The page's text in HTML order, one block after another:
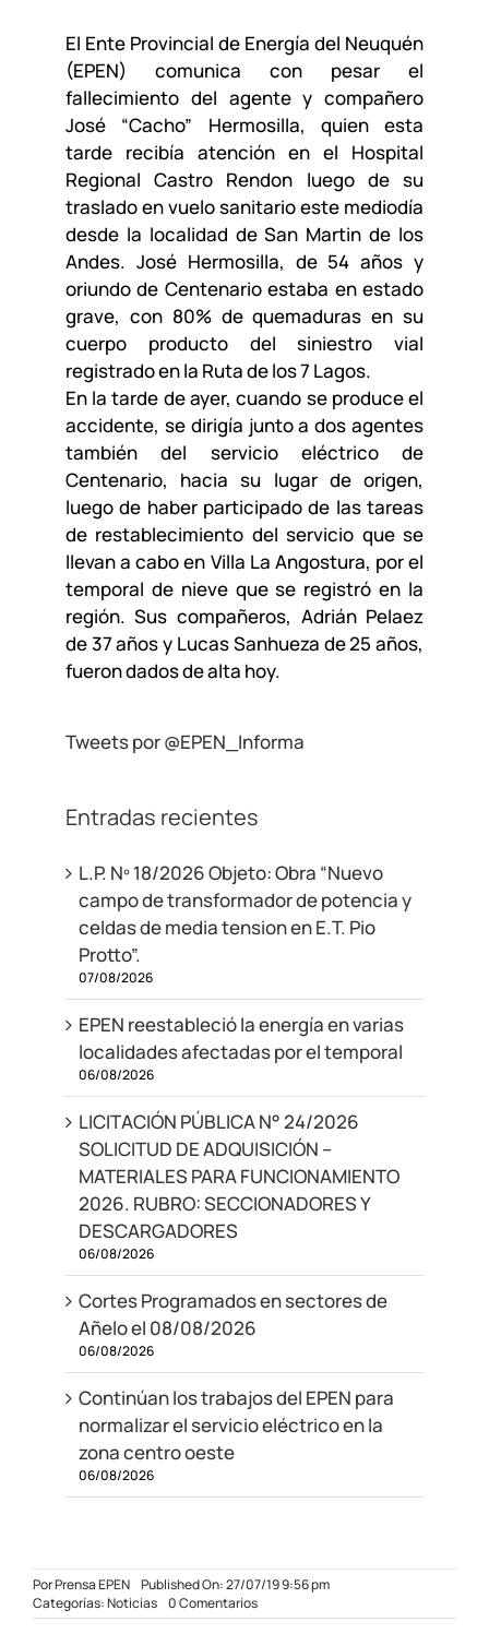
El Ente Provincial de Energía del Neuquén
(EPEN) comunica con pesar el
fallecimiento del agente y compañero
José “Cacho” Hermosilla, quien esta
tarde recibía atención en el Hospital
Regional Castro Rendon luego de su
traslado en vuelo sanitario este mediodía
desde la localidad de San Martin de los
Andes. José Hermosilla, de 54 años y
oriundo de Centenario estaba en estado
grave, con 80% de quemaduras en su
cuerpo producto del siniestro vial
registrado en la Ruta de los 7 Lagos.
En la tarde de ayer, cuando se produce el
accidente, se dirigía junto a dos agentes
también del servicio eléctrico de
Centenario, hacia su lugar de origen,
luego de haber participado de las tareas
de restablecimiento del servicio que se
llevan a cabo en Villa La Angostura, por el
temporal de nieve que se registró en la
región. Sus compañeros, Adrián Pelaez
de 37 años y Lucas Sanhueza de 25 años,
fueron dados de alta hoy.
Tweets por @EPEN_Informa
Entradas recientes
L.P. Nº 18/2026 Objeto: Obra “Nuevo
campo de transformador de potencia y
celdas de media tension en E.T. Pio
Protto”.
07/08/2026
EPEN reestableció la energía en varias
localidades afectadas por el temporal
06/08/2026
LICITACIÓN PÚBLICA N° 24/2026
SOLICITUD DE ADQUISICIÓN –
MATERIALES PARA FUNCIONAMIENTO
2026. RUBRO: SECCIONADORES Y
DESCARGADORES
06/08/2026
Cortes Programados en sectores de
Añelo el 08/08/2026
06/08/2026
Continúan los trabajos del EPEN para
normalizar el servicio eléctrico en la
zona centro oeste
06/08/2026
PorPrensa EPEN Published On: 27/07/19 9:56 pm
Categorías:Noticias 0 Comentarioson
Falleció